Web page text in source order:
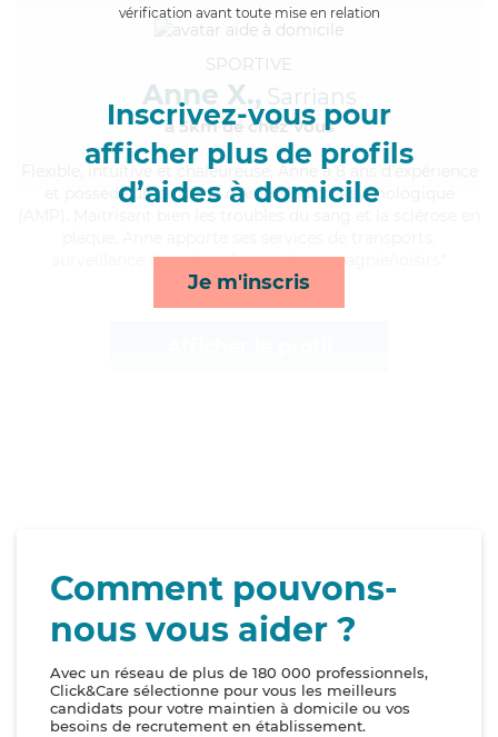
vérification avant toute mise en relation
Inscrivez-vous pour
afficher plus de profils
d’aides à domicile
Je m'inscris
SPORTIVE
Anne X., Sarrians
à 5km de chez Vous
, intuitive et chaleureuse, Anne a 8 ans d'expérience
et possède un diplôme d'Aide Médico-Psychologique
surveillance de nuit, ménage et compagnie/loisirs*
Comment pouvons-
nous vous aider ?
Avec un réseau de plus de 180 000 professionnels,
Click&Care sélectionne pour vous les meilleurs
candidats pour votre maintien à domicile ou vos
besoins de recrutement en établissement.